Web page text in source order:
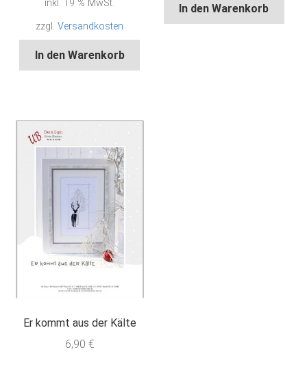
inkl. 19 % MwSt.
zzgl.Versandkosten
In den Warenkorb
In den Warenkorb
Er kommt aus der Kälte
6,90 €